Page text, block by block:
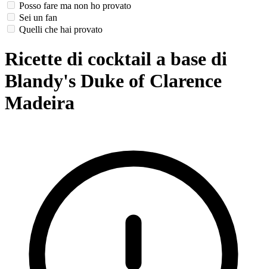
Posso fare ma non ho provato
Sei un fan
Quelli che hai provato
Ricette di cocktail a base di
Blandy's Duke of Clarence
Madeira